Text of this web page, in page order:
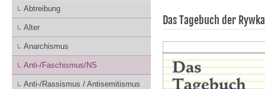
Abtreibung
Alter
Anarchismus
Anti-/Faschismus/NS
Anti-/Rassismus / Antisemitismus
Das Tagebuch der